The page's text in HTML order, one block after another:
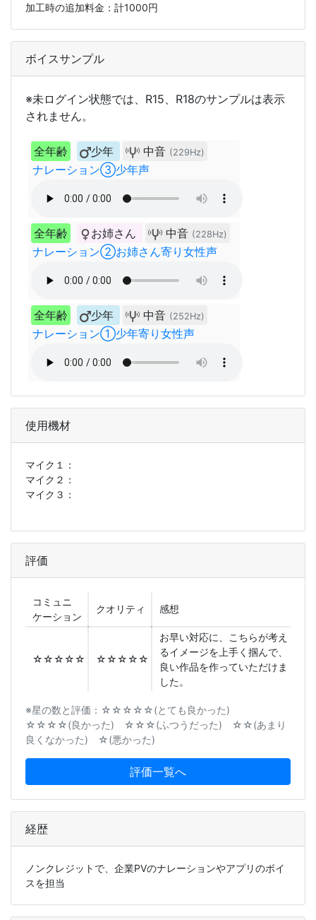
加工時の追加料金：計1000円
ボイスサンプル
※未ログイン状態では、R15、R18のサンプルは表示
されません。
全年齢 少年 中音 (229Hz)
ナレーション③少年声
全年齢 お姉さん 中音 (228Hz)
ナレーション②お姉さん寄り女性声
全年齢 少年 中音 (252Hz)
ナレーション①少年寄り女性声
使用機材
マイク１：
マイク２：
マイク３：
評価
コミュニ
ケーション
クオリティ 感想
☆☆☆☆☆ ☆☆☆☆☆
お早い対応に、こちらが考え
るイメージを上手く掴んで、
良い作品を作っていただけま
した。
※星の数と評価：☆☆☆☆☆(とても良かった)
☆☆☆☆(良かった) ☆☆☆(ふつうだった) ☆☆(あまり
良くなかった) ☆(悪かった)
評価一覧へ
経歴
ノンクレジットで、企業PVのナレーションやアプリのボイ
スを担当